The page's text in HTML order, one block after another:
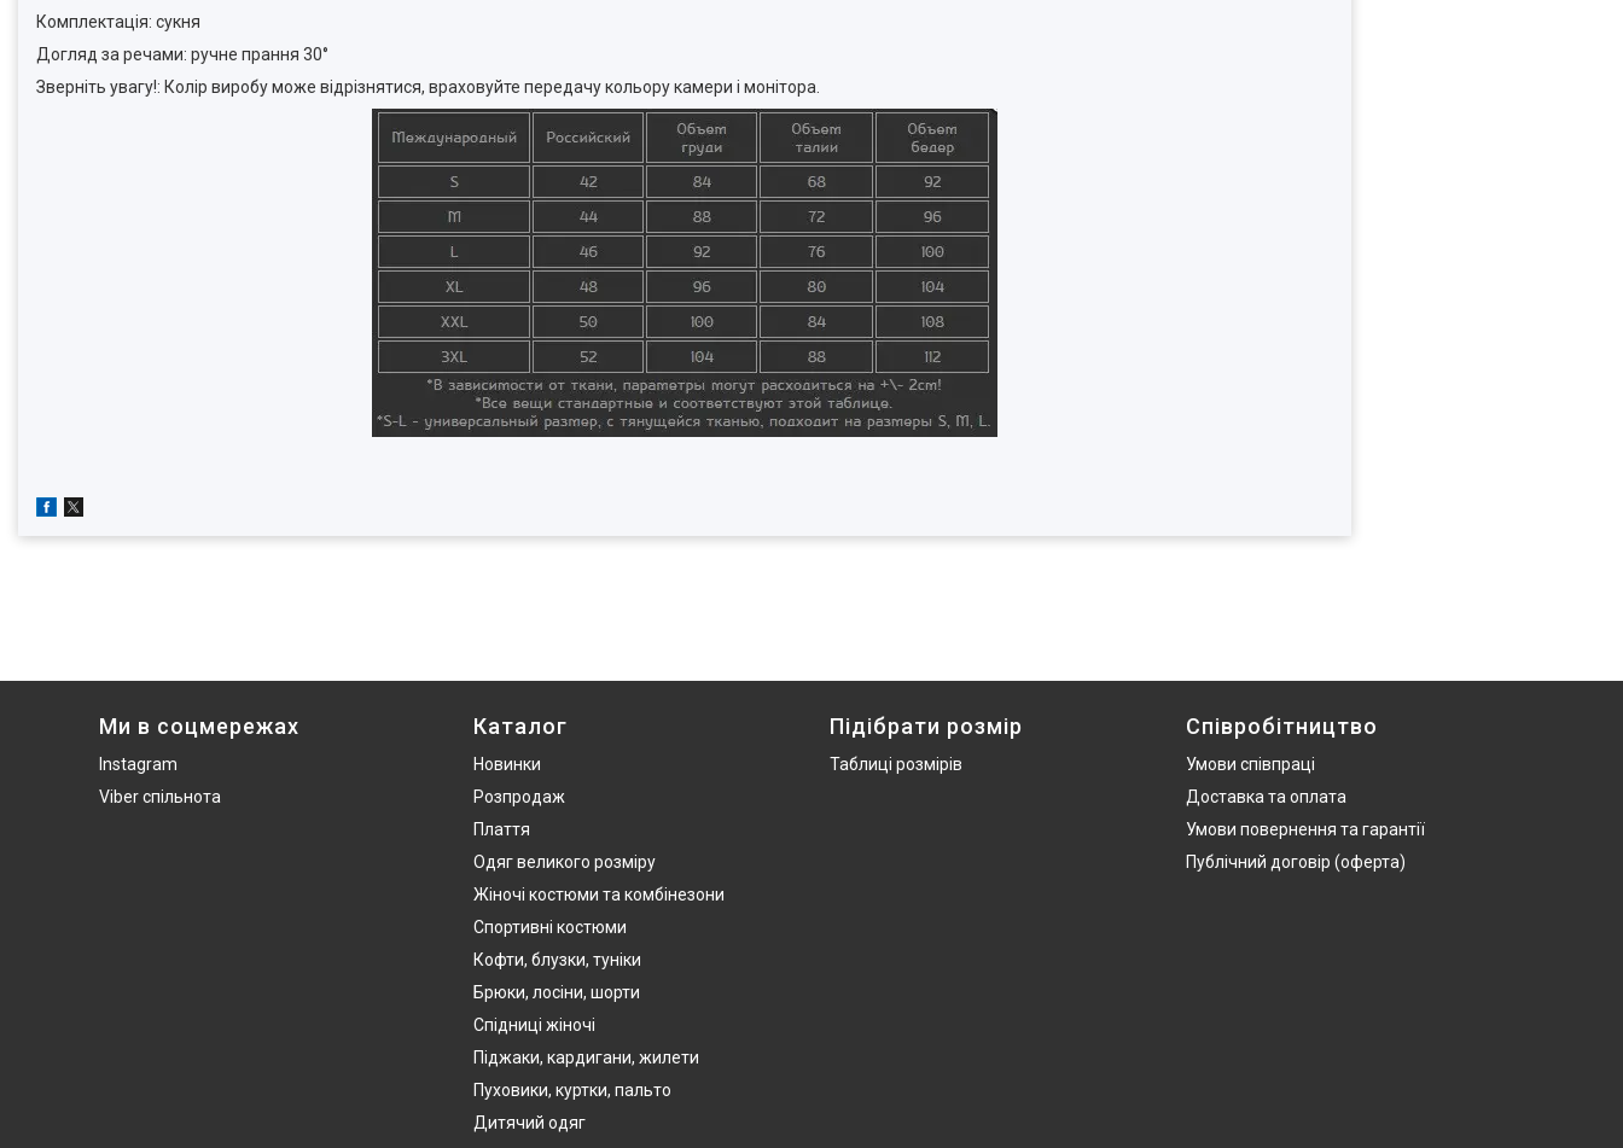
Комплектація: сукня
Догляд за речами: ручне прання 30°
Зверніть увагу!: Колір виробу може відрізнятися, враховуйте передачу кольору камери і монітора.
Ми в соцмережах
Instagram
Viber спільнота
Каталог
Новинки
Розпродаж
Плаття
Одяг великого розміру
Жіночі костюми та комбінезони
Спортивні костюми
Кофти, блузки, туніки
Брюки, лосіни, шорти
Спідниці жіночі
Піджаки, кардигани, жилети
Пуховики, куртки, пальто
Дитячий одяг
Підібрати розмір
Таблиці розмірів
Співробітництво
Умови співпраці
Доставка та оплата
Умови повернення та гарантії
Публічний договір (оферта)